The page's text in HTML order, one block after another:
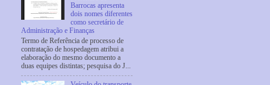
Barrocas apresenta
dois nomes diferentes
como secretário de
Administração e Finanças
Termo de Referência de processo de
contratação de hospedagem atribui a
elaboração do mesmo documento a
duas equipes distintas; pesquisa do J...